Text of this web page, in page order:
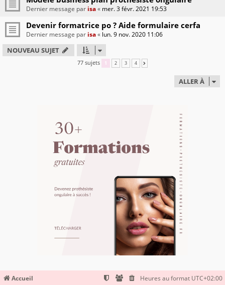
Dernier message par isa« mer. 3 févr. 2021 19:53
Devenir formatrice po ? Aide formulaire cerfa
Dernier message par isa« lun. 9 nov. 2020 11:06
NOUVEAU SUJET
77 sujets 1 2 3 4
ALLER À
Accueil Heures au format UTC+02:00